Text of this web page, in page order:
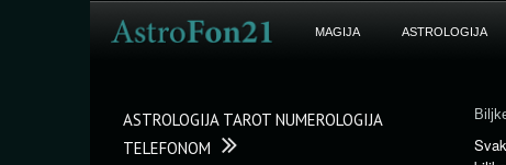
MAGIJA ASTROLOGIJA
ASTROLOGIJA TAROT NUMEROLOGIJA
TELEFONOM